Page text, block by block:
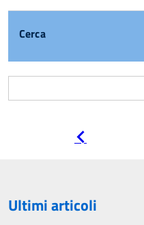
Cerca
Ultimi articoli